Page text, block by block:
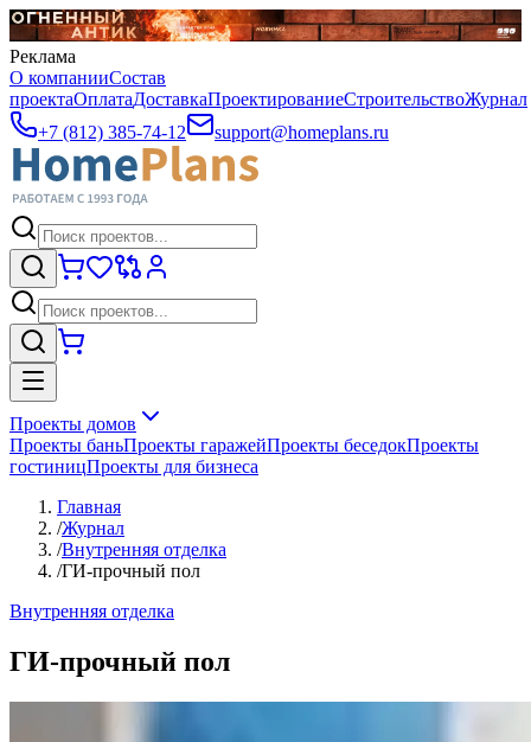
Реклама
О компанииСостав
проектаОплатаДоставкаПроектированиеСтроительствоЖурнал
+7 (812) 385-74-12
support@homeplans.ru
Проекты домов
Проекты баньПроекты гаражейПроекты беседокПроекты
гостиницПроекты для бизнеса
Главная
/Журнал
/Внутренняя отделка
/ГИ-прочный пол
Внутренняя отделка
ГИ-прочный пол